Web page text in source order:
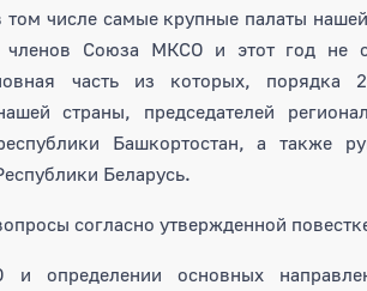
числе самые крупные палаты
членов Союза МКСО и этот год не
часть из которых, порядка
страны, председателей
Башкортостан, а также
Беларусь.
согласно утвержденной
определении основных